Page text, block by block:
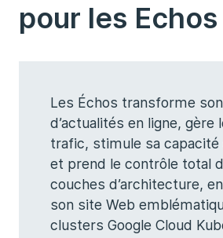
pour les Echos
Les Échos transforme
d’actualités en ligne, gère
trafic, stimule sa capacité
et prend le contrôle total
couches d’architecture,
son site Web
clusters Google Cloud